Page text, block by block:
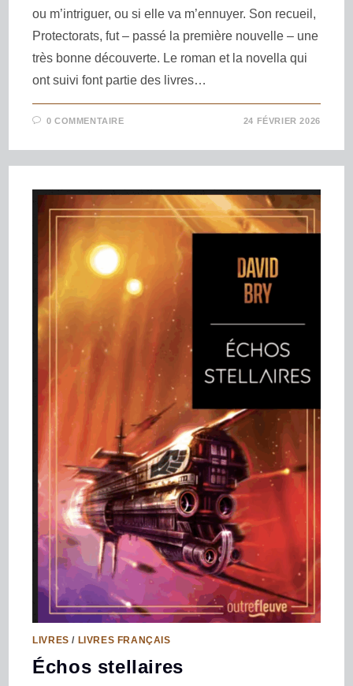
ou m’intriguer, ou si elle va m’ennuyer. Son recueil,
Protectorats, fut – passé la première nouvelle – une
très bonne découverte. Le roman et la novella qui
ont suivi font partie des livres…
0 COMMENTAIRE 24 FÉVRIER 2026
LIVRES / LIVRES FRANÇAIS
Échos stellaires